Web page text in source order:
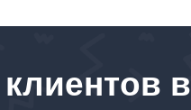
клиентов в